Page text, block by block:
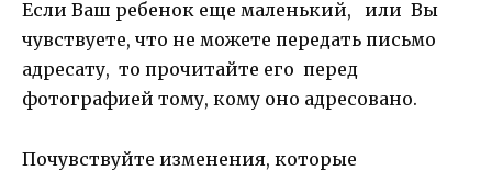
Если Ваш ребенок еще маленький, или Вы
чувствуете, что не можете передать письмо
адресату, то прочитайте его перед
фотографией тому, кому оно адресовано.
Почувствуйте изменения, которые